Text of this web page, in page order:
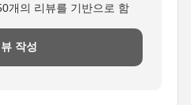
개의 리뷰를 기반으로 함
작성